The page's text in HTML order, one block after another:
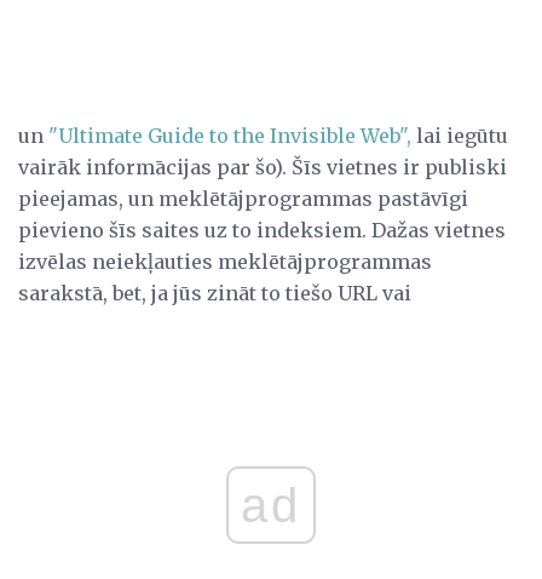
un "Ultimate Guide to the Invisible Web", lai iegūtu
vairāk informācijas par šo). Šīs vietnes ir publiski
pieejamas, un meklētājprogrammas pastāvīgi
pievieno šīs saites uz to indeksiem. Dažas vietnes
izvēlas neiekļauties meklētājprogrammas
sarakstā, bet, ja jūs zināt to tiešo URL vai
ad